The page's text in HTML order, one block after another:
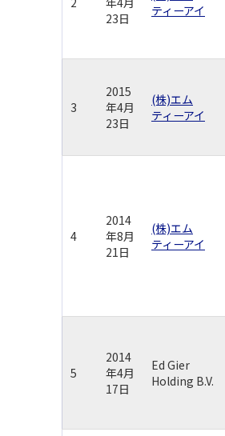
23日
ティーアイ
3
2015
年4月
23日
(株)エム
ティーアイ
4
2014
年8月
21日
(株)エム
ティーアイ
5
2014
年4月
17日
Ed Gier
Holding B.V.